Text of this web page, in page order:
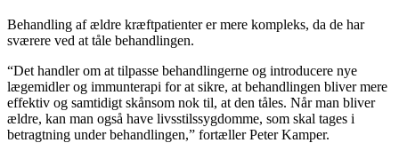
Behandling af ældre kræftpatienter er mere kompleks, da de har
sværere ved at tåle behandlingen.
“Det handler om at tilpasse behandlingerne og introducere nye
lægemidler og immunterapi for at sikre, at behandlingen bliver mere
effektiv og samtidigt skånsom nok til, at den tåles. Når man bliver
ældre, kan man også have livsstilssygdomme, som skal tages i
betragtning under behandlingen,” fortæller Peter Kamper.